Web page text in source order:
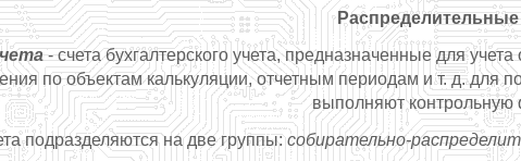
Распределительные
- счета бухгалтерского учета, предназначенные для
по объектам калькуляции, отчетным периодам и т. д. для
выполняют контрольную
подразделяются на две группы:собирательно-